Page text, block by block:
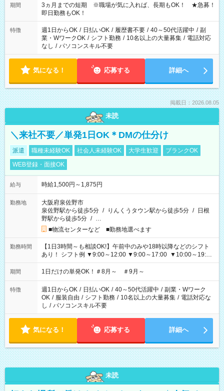
期間
3ヵ月までの短期 ※職場が気に入れば、長期もOK！ ★急募！
即日勤務もOK！
特徴 週1日からOK / 日払いOK / 履歴書不要 / 40～50代活躍中 / 副
業・WワークOK / シフト勤務 / 10名以上の大量募集 / 電話対応
なし / パソコンスキル不要
気になる！ 応募する 詳細へ
掲載日：2026.08.05
未読
＼来社不要／単発1日OK＊DMの仕分け
派遣 職種未経験OK 社会人未経験OK 大学生歓迎
ブランクOK
WEB登録・面接OK
給与 時給1,500円～1,875円
勤務地
大阪府泉佐野市
泉佐野駅から徒歩5分 / りんくうタウン駅から徒歩5分 / 日根
野駅から徒歩5分 / …
■物流センターなど ■勤務地選べます
勤務時間
【1日3時間～も相談OK!】午前中のみや18時以降などのシフト
あり！ シフト例 ▼9:00～12:00 ▼9:00～17:00 ▼10:00～19:00
▼18:00～21:00
期間 1日だけの単発OK！＃8月～ ＃9月～
特徴 週1日からOK / 日払いOK / 40～50代活躍中 / 副業・Wワーク
OK / 服装自由 / シフト勤務 / 10名以上の大量募集 / 電話対応な
し / パソコンスキル不要
気になる！ 応募する 詳細へ
未読